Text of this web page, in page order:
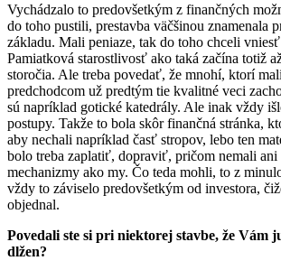
Vychádzalo to predovšetkým z finančných
do toho pustili, prestavba väčšinou znamenala
základu. Mali peniaze, tak do toho chceli
Pamiatková starostlivosť ako taká začína totiž
storočia. Ale treba povedať, že mnohí, ktorí
predchodcom už predtým tie kvalitné veci
sú napríklad gotické katedrály. Ale inak vždy
postupy. Takže to bola skôr finančná stránka,
aby nechali napríklad časť stropov, lebo ten
bolo treba zaplatiť, dopraviť, pričom nemali ani
mechanizmy ako my. Čo teda mohli, to z
vždy to záviselo predovšetkým od investora,
objednal.
Povedali ste si pri niektorej stavbe, že Vám
dlžen?